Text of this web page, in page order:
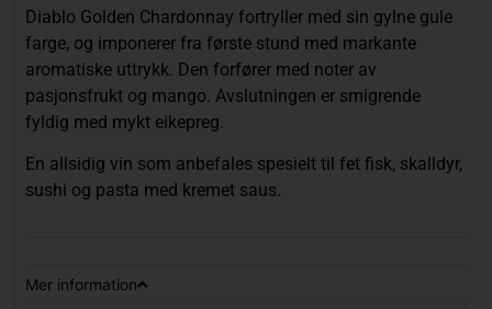
Diablo Golden Chardonnay fortryller med sin gylne gule
farge, og imponerer fra første stund med markante
aromatiske uttrykk. Den forfører med noter av
pasjonsfrukt og mango. Avslutningen er smigrende
fyldig med mykt eikepreg.
En allsidig vin som anbefales spesielt til fet fisk, skalldyr,
sushi og pasta med kremet saus.
Mer information